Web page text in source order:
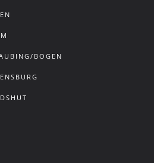
BOGEN